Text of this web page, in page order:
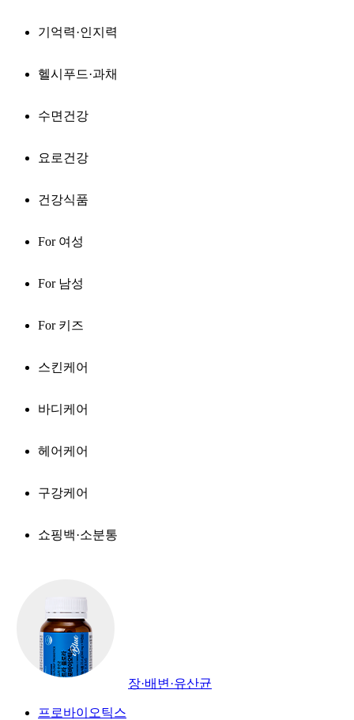
기억력·인지력
헬시푸드·과채
수면건강
요로건강
건강식품
For 여성
For 남성
For 키즈
스킨케어
바디케어
헤어케어
구강케어
쇼핑백·소분통
장·배변·유산균
프로바이오틱스